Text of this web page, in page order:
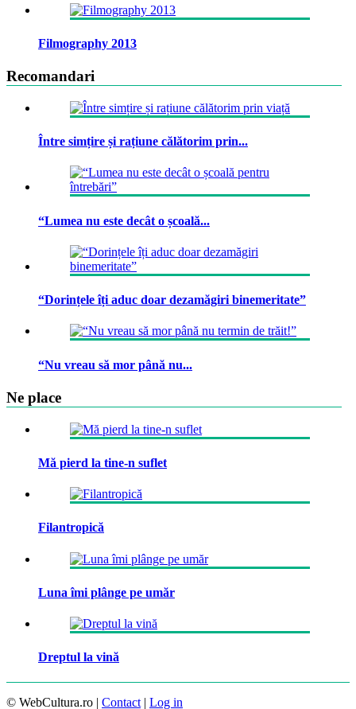
Filmography 2013
Recomandari
Între simțire și rațiune călătorim prin...
“Lumea nu este decât o școală...
“Dorințele îți aduc doar dezamăgiri binemeritate”
“Nu vreau să mor până nu...
Ne place
Mă pierd la tine-n suflet
Filantropică
Luna îmi plânge pe umăr
Dreptul la vină
© WebCultura.ro | Contact | Log in